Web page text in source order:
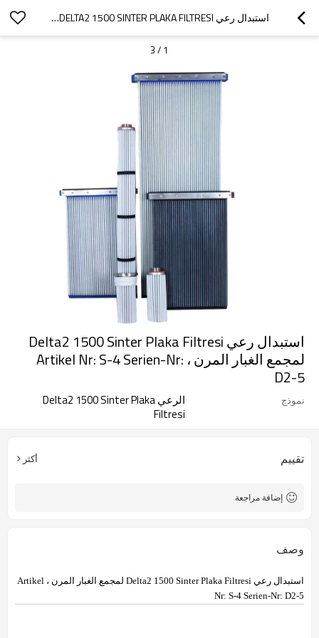
استبدال رعي DELTA2 1500 SINTER PLAKA FILTRESI لمجمع الغبار المرن ، ARTIKEL NR: S-4 SERIEN-NR: D2-5
1
/
3
استبدال رعي Delta2 1500 Sinter Plaka Filtresi
لمجمع الغبار المرن ، Artikel Nr: S-4 Serien-Nr:
D2-5
نموذج
الرعي Delta2 1500 Sinter Plaka
Filtresi
تقييم أكثر
إضافة مراجعة
وصف
استبدال رعي Delta2 1500 Sinter Plaka Filtresi لمجمع الغبار المرن ، Artikel
Nr: S-4 Serien-Nr: D2-5